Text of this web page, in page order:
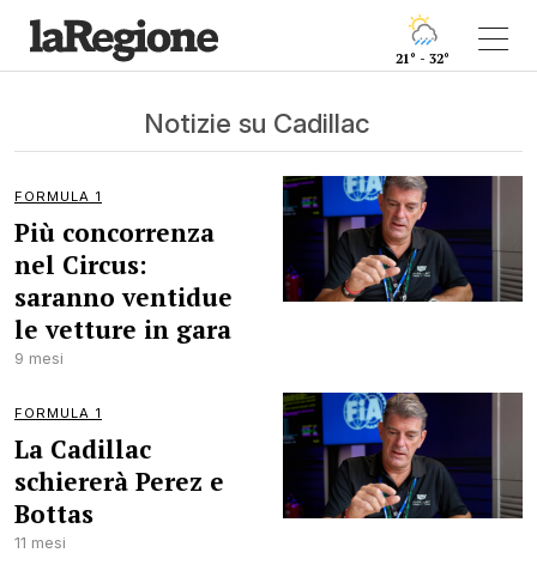
21° - 32°
Notizie su Cadillac
FORMULA 1
Più concorrenza
nel Circus:
saranno ventidue
le vetture in gara
9 mesi
FORMULA 1
La Cadillac
schiererà Perez e
Bottas
11 mesi